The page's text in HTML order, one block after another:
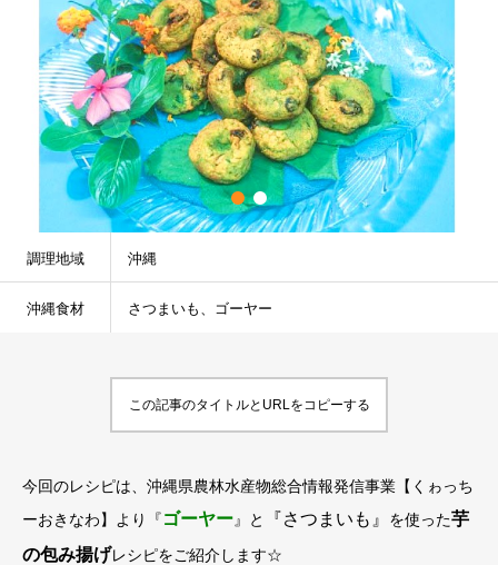
調理地域 沖縄
沖縄食材 さつまいも、ゴーヤー
この記事のタイトルとURLをコピーする
今回のレシピは、沖縄県農林水産物総合情報発信事業【くゎっち
ーおきなわ】より『ゴーヤー』と 『さつまいも』 を使った芋
の包み揚げレシピをご紹介します☆